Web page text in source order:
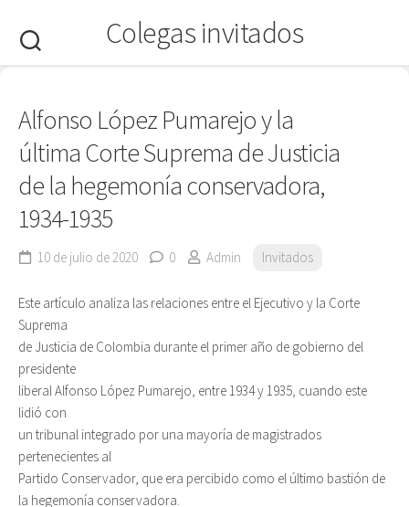
contenido
Colegas invitados
Alfonso López Pumarejo y la
última Corte Suprema de Justicia
de la hegemonía conservadora,
1934-1935
10 de julio de 2020 0 Admin Invitados
Este artículo analiza las relaciones entre el Ejecutivo y la Corte
Suprema
de Justicia de Colombia durante el primer año de gobierno del
presidente
liberal Alfonso López Pumarejo, entre 1934 y 1935, cuando este
lidió con
un tribunal integrado por una mayoría de magistrados
pertenecientes al
Partido Conservador, que era percibido como el último bastión de
la hegemonía conservadora.